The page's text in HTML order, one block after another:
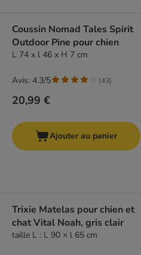
Coussin Nomad Tales Spirit
Outdoor Pine pour chien
L 74 x l 46 x H 7 cm
20,99 €
Avis: 4.3/5 (43)
Ajouter au panier
Trixie Matelas pour chien et
chat Vital Noah, gris clair
taille L : L 90 × l 65 cm